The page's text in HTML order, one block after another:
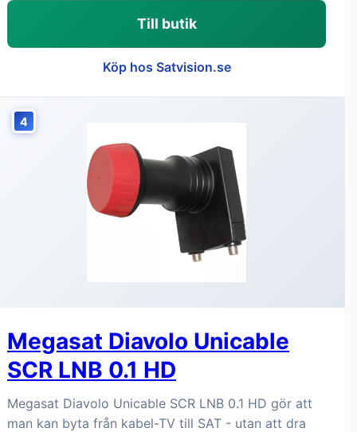
Till butik
Köp hos Satvision.se
4
Megasat Diavolo Unicable
SCR LNB 0.1 HD
Megasat Diavolo Unicable SCR LNB 0.1 HD gör att
man kan byta från kabel-TV till SAT - utan att dra